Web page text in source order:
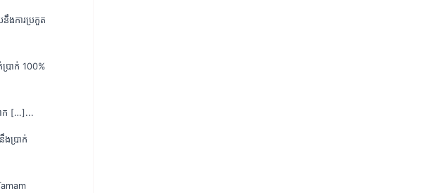
នឹងការប្រកួត
ក់ប្រាក់ 100%
ាក […]...
ប្រាក់